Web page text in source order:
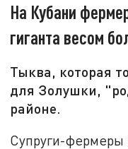
На Кубани
гиганта весом
Тыква, которая
для Золушки,
районе.
Супруги-фермеры